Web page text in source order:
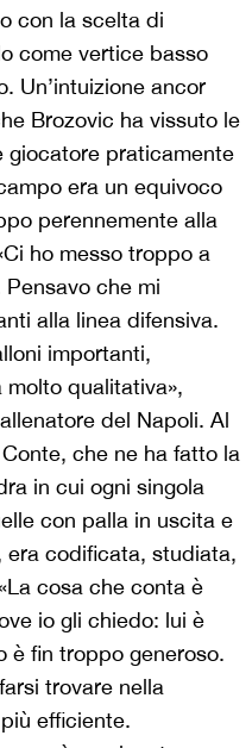
con la scelta di
come vertice basso
Un’intuizione ancor
Brozovic ha vissuto le
giocatore praticamente
era un equivoco
perennemente alla
ho messo troppo a
che mi
alla linea difensiva.
importanti,
qualitativa»,
del Napoli. Al
che ne ha fatto la
in cui ogni singola
con palla in uscita e
era codificata, studiata,
cosa che conta è
io gli chiedo: lui è
è fin troppo generoso.
trovare nella
efficiente.